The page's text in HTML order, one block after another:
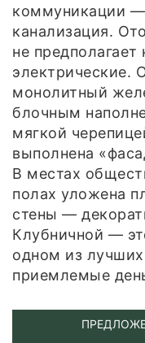
коммуникации —
канализация.
не
электрические.
монолитный
блочным
мягкой
выполнена
В местах
полах уложена
стены —
Клубничной —
одном из
приемлемые